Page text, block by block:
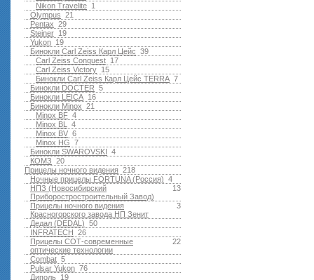
1
Nikon Travelite
21
Olympus
29
Pentax
19
Steiner
19
Yukon
39
Бинокли Carl Zeiss Карл Цейс
17
Carl Zeiss Conquest
15
Carl Zeiss Victory
7
Бинокли Carl Zeiss Карл Цейс TERRA
5
Бинокли DOCTER
16
Бинокли LEICA
21
Бинокли Minox
4
Minox BF
4
Minox BL
6
Minox BV
7
Minox HG
4
Бинокли SWAROVSKI
20
КОМЗ
218
Прицелы ночного видения
4
Ночные прицелы FORTUNA (Россия)
13
НПЗ (Новосибирский
Приборостростроительный Завод)
3
Прицелы ночного видения
Красногорского завода НП Зенит
50
Дедал (DEDAL)
26
INFRATECH
22
Прицелы СОТ-современные
оптические технологии
5
Combat
76
Pulsar Yukon
19
Диполь